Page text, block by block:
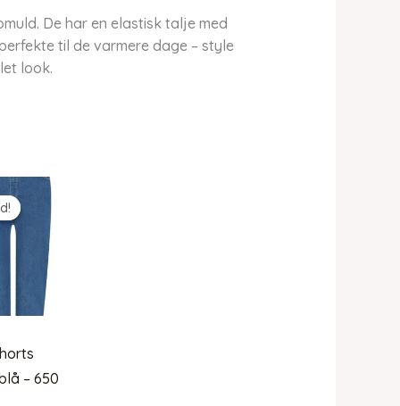
De har en elastisk talje med
til de varmere dage – style
look.
– 650